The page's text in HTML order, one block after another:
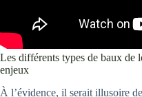
Les différents types de baux de
enjeux
À l’évidence, il serait illusoire